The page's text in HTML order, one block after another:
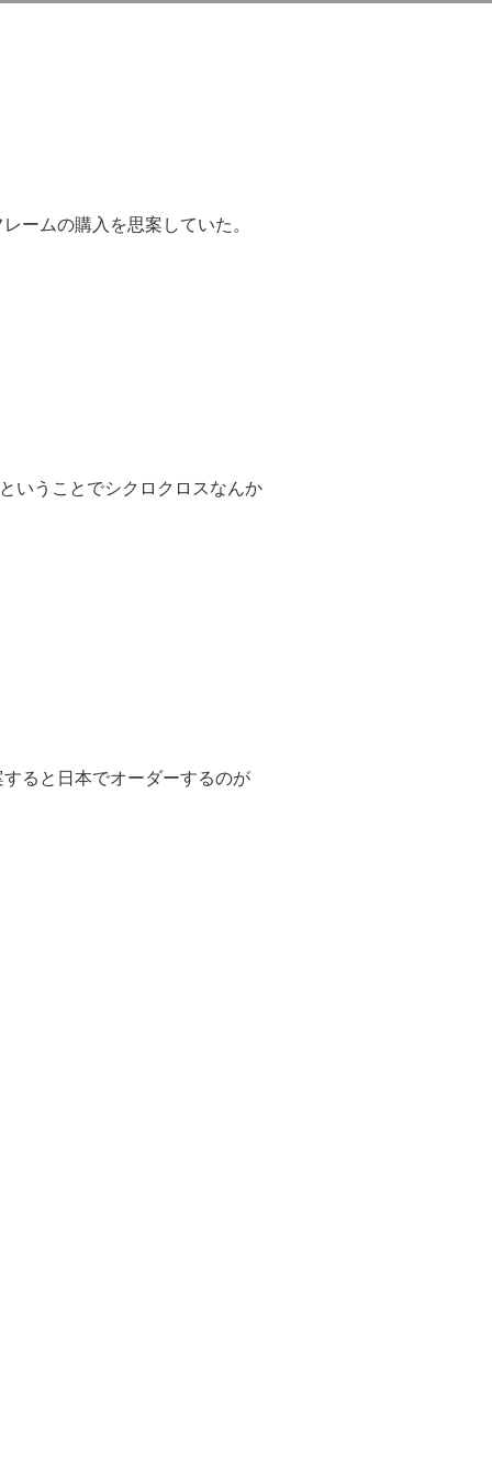
ームの購入を思案していた。
いうことでシクロクロスなんか
ると日本でオーダーするのが